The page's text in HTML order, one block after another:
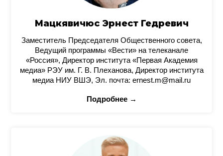
Мацкявичюс Эрнест Гедревич
Заместитель Председателя Общественного совета,
Ведущий программы «Вести» на телеканале
«Россия», Директор института «Первая Академия
медиа» РЭУ им. Г. В. Плеханова, Директор института
медиа НИУ ВШЭ, Эл. почта: ernest.m@mail.ru
Подробнее →